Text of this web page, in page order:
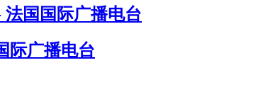
法国国际广播电台
际广播电台